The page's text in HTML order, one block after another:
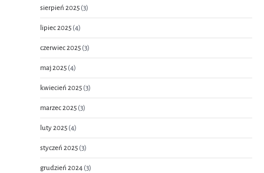
sierpień 2025 (3)
lipiec 2025 (4)
czerwiec 2025 (3)
maj 2025 (4)
kwiecień 2025 (3)
marzec 2025 (3)
luty 2025 (4)
styczeń 2025 (3)
grudzień 2024 (3)